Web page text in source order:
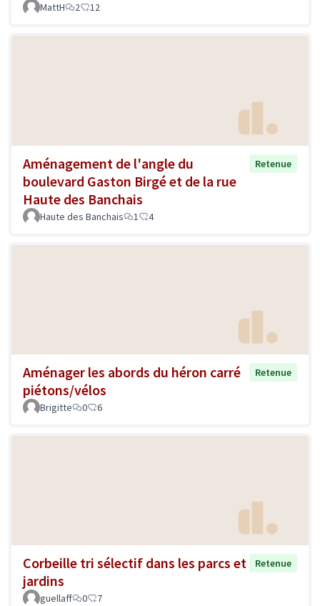
MattH 2 12
Aménagement de l'angle du
boulevard Gaston Birgé et de la rue
Haute des Banchais
Retenue
Haute des Banchais 1 4
Aménager les abords du héron carré
piétons/vélos
Retenue
Brigitte 0 6
Corbeille tri sélectif dans les parcs et
jardins
Retenue
guellaff 0 7